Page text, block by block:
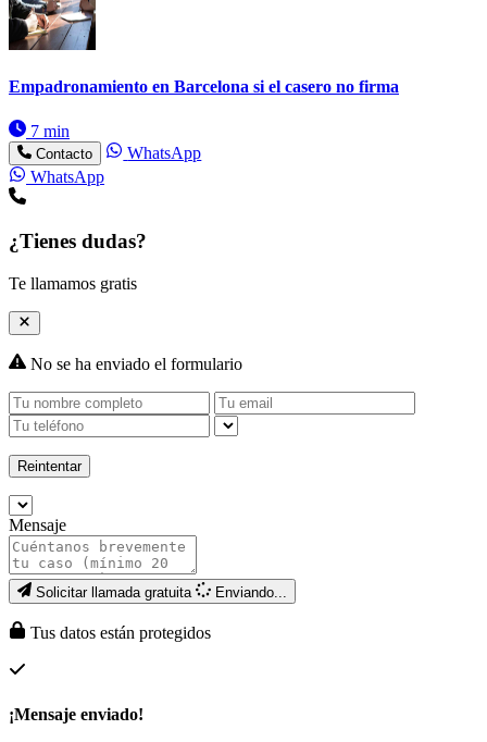
Empadronamiento en Barcelona si el casero no firma
7 min
Contacto
WhatsApp
WhatsApp
¿Tienes dudas?
Te llamamos gratis
No se ha enviado el formulario
Reintentar
Mensaje
Solicitar llamada gratuita Enviando...
Tus datos están protegidos
¡Mensaje enviado!